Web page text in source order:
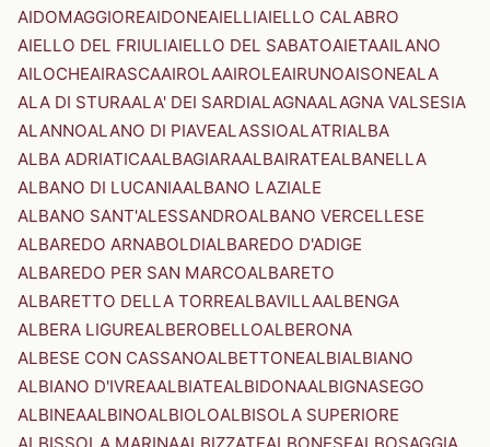
AIDOMAGGIOREAIDONEAIELLIAIELLO CALABRO
AIELLO DEL FRIULIAIELLO DEL SABATOAIETAAILANO
AILOCHEAIRASCAAIROLAAIROLEAIRUNOAISONEALA
ALA DI STURAALA' DEI SARDIALAGNAALAGNA VALSESIA
ALANNOALANO DI PIAVEALASSIOALATRIALBA
ALBA ADRIATICAALBAGIARAALBAIRATEALBANELLA
ALBANO DI LUCANIAALBANO LAZIALE
ALBANO SANT'ALESSANDROALBANO VERCELLESE
ALBAREDO ARNABOLDIALBAREDO D'ADIGE
ALBAREDO PER SAN MARCOALBARETO
ALBARETTO DELLA TORREALBAVILLAALBENGA
ALBERA LIGUREALBEROBELLOALBERONA
ALBESE CON CASSANOALBETTONEALBIALBIANO
ALBIANO D'IVREAALBIATEALBIDONAALBIGNASEGO
ALBINEAALBINOALBIOLOALBISOLA SUPERIORE